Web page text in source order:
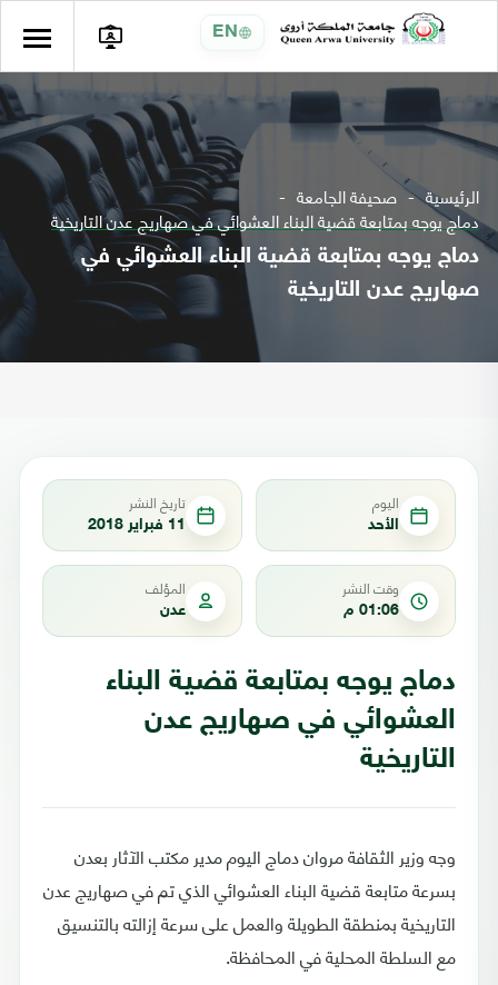
EN
الرئيسية صحيفة الجامعة
دماج يوجه بمتابعة قضية البناء العشوائي في صهاريج عدن التاريخية
دماج يوجه بمتابعة قضية البناء العشوائي في
صهاريج عدن التاريخية
اليوم
الأحد
تاريخ النشر
11 فبراير 2018
وقت النشر
01:06 م
المؤلف
عدن
دماج يوجه بمتابعة قضية البناء
العشوائي في صهاريج عدن
التاريخية
وجه وزير الثقافة مروان دماج اليوم مدير مكتب الآثار بعدن
بسرعة متابعة قضية البناء العشوائي الذي تم في صهاريج عدن
التاريخية بمنطقة الطويلة والعمل على سرعة إزالته بالتنسيق
مع السلطة المحلية في المحافظة.